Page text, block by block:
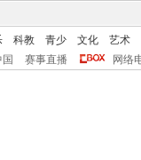
科教 青少 文化
艺术
赛事直播 网络